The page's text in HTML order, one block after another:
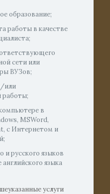
образование;
работы в качестве
сети или
ВУЗов;
или
работы;
в
MSWord,
с Интернетом и
и русского языков
английского языка
услуги